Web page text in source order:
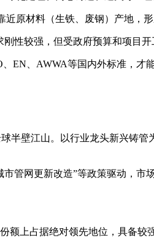
原材料（生铁、废钢）产地，形
性较强，但受政府预算和项目开
EN、AWWA等国内外标准，才
半壁江山。以行业龙头新兴铸
管网更新改造”等政策驱动，
上占据绝对领先地位，具备较